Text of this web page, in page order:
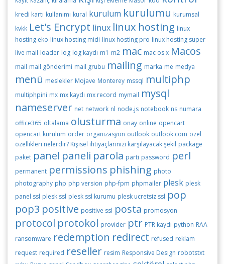
kredi kartı kullanımı kural kurulum kurulumu kurumsal
kvkk Let's Encrypt linux linux hosting linux
hosting eko linux hosting midi linux hosting pro linux hosting super
live mail loader log log kaydı m1 m2 mac mac os x Macos
mail mail gönderimi mail grubu mailing marka me medya
menü meslekler Mojave Monterey mssql multiphp
multiphpini mx mx kaydı mx record mymail mysql
nameserver net network nl node.js notebook ns numara
office365 oltalama olusturma onay online opencart
opencart kurulum order organizasyon outlook outlook.com özel
özellikleri nelerdir? Kişisel ihtiyaçlarınızı karşılayacak şekil package
paket panel paneli parola parti password perl
permanent permissions phishing photo
photography php php version php-fpm phpmailer plesk plesk
panel ssl plesk ssl plesk ssl kurumu plesk ucretsiz ssl pop
pop3 positive positive ssl posta promosyon
protocol protokol provider ptr PTR kaydı python RAA
ransomware redemption redirect refused reklam
request required reseller resim Responsive Design robotstxt